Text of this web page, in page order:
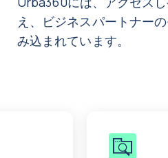
え、ビジネスパートナー
み込まれています。